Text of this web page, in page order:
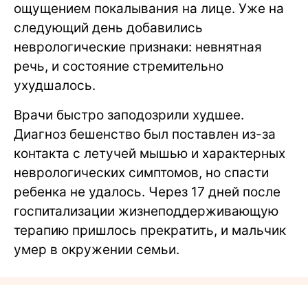
ощущением покалывания на лице. Уже на
следующий день добавились
неврологические признаки: невнятная
речь, и состояние стремительно
ухудшалось.
Врачи быстро заподозрили худшее.
Диагноз бешенство был поставлен из-за
контакта с летучей мышью и характерных
неврологических симптомов, но спасти
ребенка не удалось. Через 17 дней после
госпитализации жизнеподдерживающую
терапию пришлось прекратить, и мальчик
умер в окружении семьи.